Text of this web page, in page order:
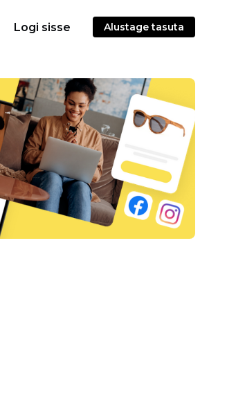
Logi sisse Alustage tasuta